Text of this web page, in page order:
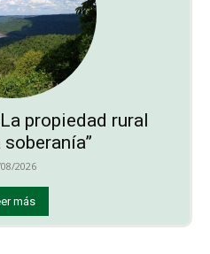
propiedad rural
2026
más